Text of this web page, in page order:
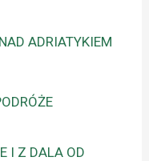
ADRIATYKIEM
I Z DALA OD